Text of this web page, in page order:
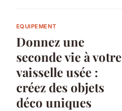
EQUIPEMENT
Donnez une
seconde vie à votre
vaisselle usée :
créez des objets
déco uniques